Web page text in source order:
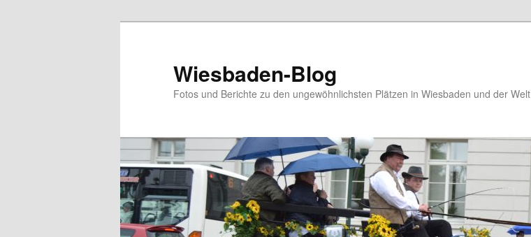
Wiesbaden-Blog
Fotos und Berichte zu den ungewöhnlichsten Plätzen in Wiesbaden und der Welt